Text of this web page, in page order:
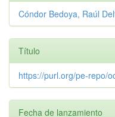
Cóndor Bedoya, Raúl
Título
https://purl.org/pe-repo/
Fecha de lanzamiento